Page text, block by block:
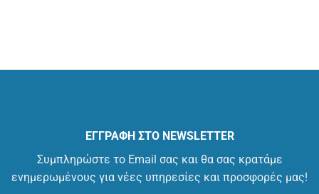
ΕΓΓΡΑΦΗ ΣΤΟ NEWSLETTER
Συμπληρώστε το Email σας και θα σας κρατάμε
ενημερωμένους για νέες υπηρεσίες και προσφορές μας!